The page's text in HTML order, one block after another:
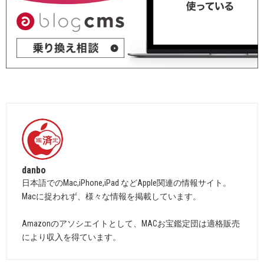
danbo
日本語でのMac,iPhone,iPad などApple関連の情報サイト。
Macに捉われず、様々な情報を掲載しています。
Amazonのアソシエイトとして、MACお宝鑑定団は適格販売
により収入を得ています。